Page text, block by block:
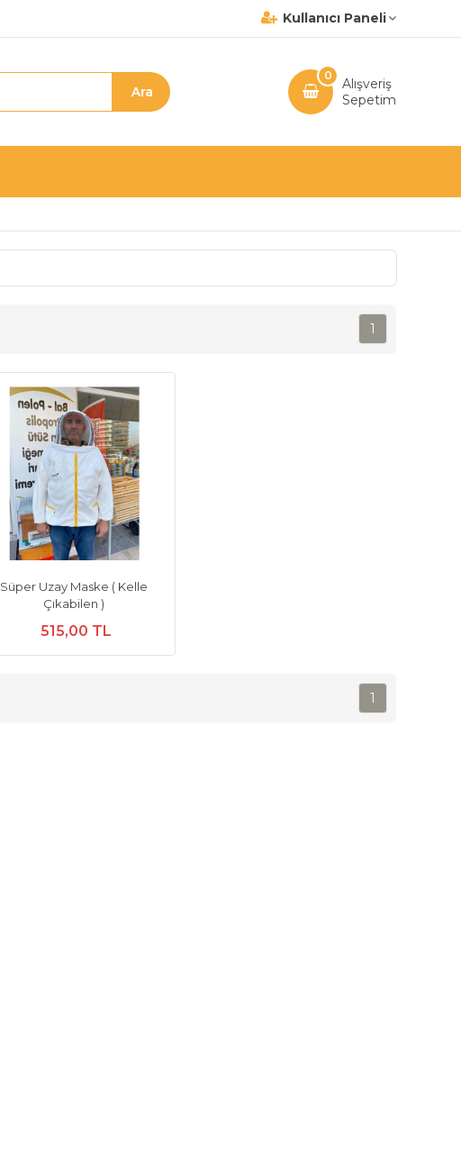
Kullanıcı Paneli
Alışveriş
Sepetim
0
1
Süper Uzay Maske ( Kelle
Çıkabilen )
515,00 TL
1